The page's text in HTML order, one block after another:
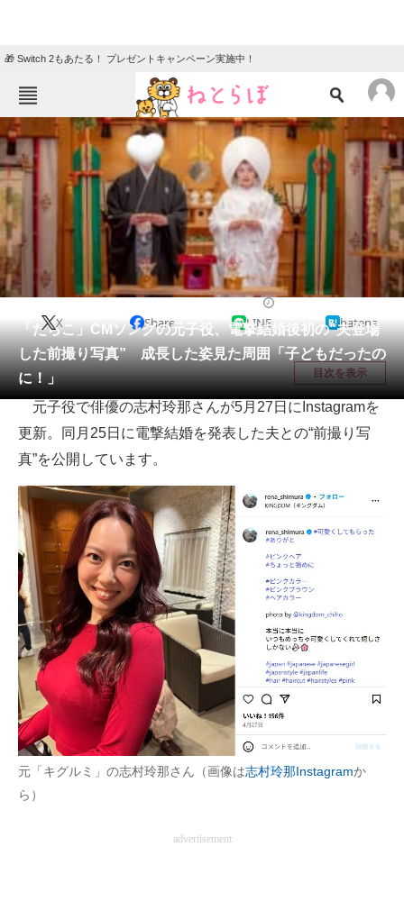
🎁 Switch 2もあたる！ プレゼントキャンペーン実施中！
ねとらぼメニュー
TOP ニュース
エンタメ クイズ
グルメ 地域
住まい 教育・育児
動物 リサーチ
会員記事
メディア
注目記事を集めた総合ページ
ITの今と未来を見通す
進化するPCとデバイスの未来
好きが集まる 比べて選べる
ビジネスと働き方のヒント
AI活用のいまが分かる
企業ITのトレンドを詳説
経営リーダーのコミュニティ
マーケ×ITの今がよく分かる
「たらこ」CMソングの元子役、電撃結婚後初の“夫登場
した前撮り写真” 成長した姿見た周囲「子どもだったの
に！」
X Share LINE hatena
目次を表示
元子役で俳優の志村玲那さんが5月27日にInstagramを
更新。同月25日に電撃結婚を発表した夫との“前撮り写
真”を公開しています。
元「キグルミ」の志村玲那さん（画像は志村玲那Instagramか
ら）
advertisement